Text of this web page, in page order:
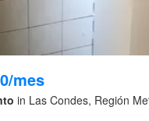
mes
in Las Condes, Región